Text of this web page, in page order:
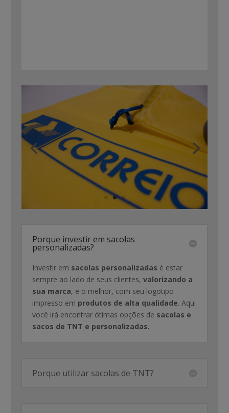
Porque investir em sacolas
personalizadas?
Investir em sacolas personalizadas é estar
sempre ao lado de seus clientes,valorizando a
sua marca, e o melhor, com seu logotipo
impresso em produtos de alta qualidade. Aqui
você irá encontrar ótimas opções de sacolas e
sacos de TNT e personalizadas.
Porque utilizar sacolas de TNT?